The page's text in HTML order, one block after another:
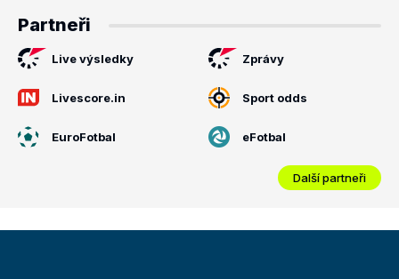
Partneři
Live výsledky Zprávy
Livescore.in Sport odds
EuroFotbal eFotbal
Další partneři